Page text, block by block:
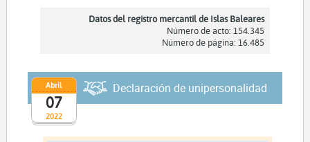
Datos del registro mercantil de Islas Baleares
Número de acto: 154.345
Número de página: 16.485
2022
Abril
07
Declaración de unipersonalidad